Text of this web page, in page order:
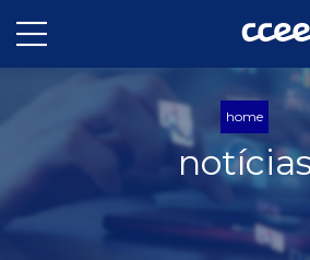
home